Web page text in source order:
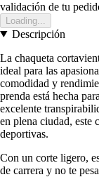
validación de tu
Loading...
Descripción
La chaqueta
ideal para las
comodidad y
prenda está hecha
excelente
en plena ciudad, este
deportivas.
Con un corte ligero,
de carrera y no te